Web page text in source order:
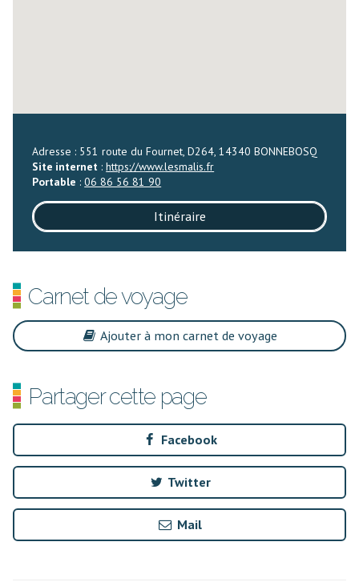
Adresse : 551 route du Fournet, D264, 14340 BONNEBOSQ
Site internet :https://www.lesmalis.fr
Portable :06 86 56 81 90
Itinéraire
Carnet de voyage
Ajouter à mon carnet de voyage
Partager cette page
Facebook
Twitter
Mail